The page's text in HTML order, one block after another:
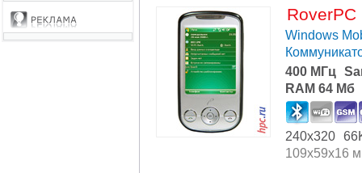
RoverPC
Windows
400 МГц
RAM 64 Мб
240x320
109x59x16